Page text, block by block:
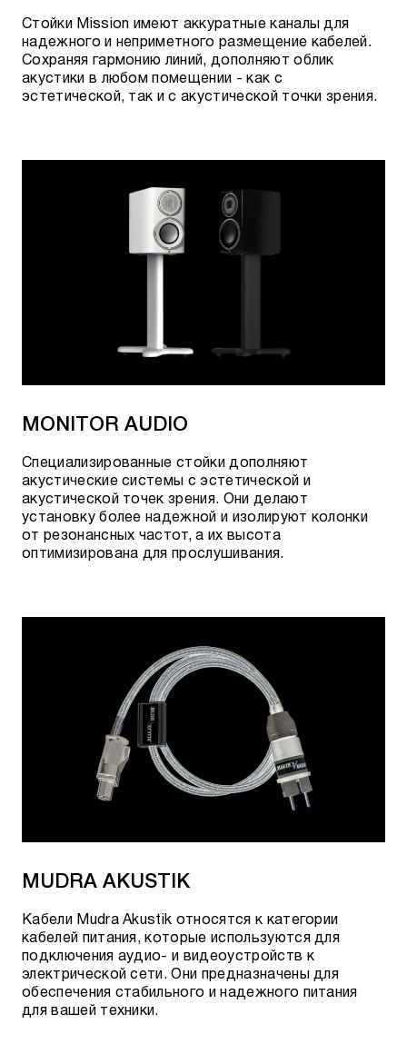
Стойки Mission имеют аккуратные каналы для
надежного и неприметного размещение кабелей.
Сохраняя гармонию линий, дополняют облик
акустики в любом помещении - как с
эстетической, так и с акустической точки зрения.
MONITOR AUDIO
Специализированные стойки дополняют
акустические системы с эстетической и
акустической точек зрения. Они делают
установку более надежной и изолируют колонки
от резонансных частот, а их высота
оптимизирована для прослушивания.
MUDRA AKUSTIK
Кабели Mudra Akustik относятся к категории
кабелей питания, которые используются для
подключения аудио- и видеоустройств к
электрической сети. Они предназначены для
обеспечения стабильного и надежного питания
для вашей техники.